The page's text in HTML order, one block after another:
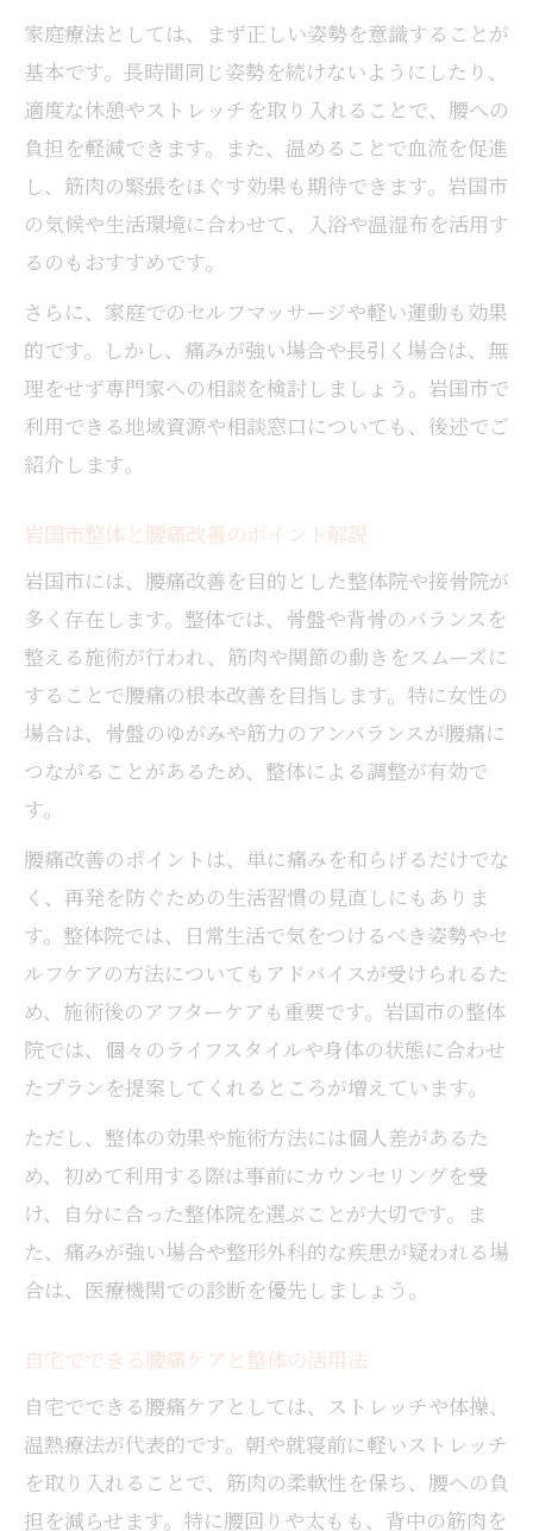
践
腰痛を和らげるための家庭内ストレッチ紹
介
岩国市女性が実践しやすい腰痛緩和のコツ
ストレッチや骨盤ケアで維持する健康な腰
腰痛予防に役立つストレッチの正しい方法
骨盤矯正と腰痛対策ストレッチで健康維持
岩国市整体院で学ぶストレッチの実践ポイ
ント
女性におすすめ腰痛予防の骨盤セルフケア
法
日常に取り入れたい腰痛改善ストレッチ術
腰痛に負けないセルフケアの基本と実践法
岩国市女性が知っておきたい腰痛セルフケ
ア
整体と組み合わせる腰痛セルフ対策のコツ
日常生活でできる腰痛防止と改善セルフケ
ア
骨盤矯正を取り入れた腰痛対策セルフケア
困った時に役立つ岩国市の地域サポート情報
腰痛で悩む女性へ岩国市の相談窓口活用法
整体院や相談先を探す岩国市のサポート情
報
腰痛相談に利用できる地域支援サービス紹
介
岩国市女性が安心できる腰痛サポートの選
び方
骨盤矯正や整体も頼れる地域の活用ポイン
ト
家庭療法としては、まず正しい姿勢を意識することが
基本です。長時間同じ姿勢を続けないようにしたり、
適度な休憩やストレッチを取り入れることで、腰への
負担を軽減できます。また、温めることで血流を促進
し、筋肉の緊張をほぐす効果も期待できます。岩国市
の気候や生活環境に合わせて、入浴や温湿布を活用す
るのもおすすめです。
さらに、家庭でのセルフマッサージや軽い運動も効果
的です。しかし、痛みが強い場合や長引く場合は、無
理をせず専門家への相談を検討しましょう。岩国市で
利用できる地域資源や相談窓口についても、後述でご
紹介します。
岩国市整体と腰痛改善のポイント解説
岩国市には、腰痛改善を目的とした整体院や接骨院が
多く存在します。整体では、骨盤や背骨のバランスを
整える施術が行われ、筋肉や関節の動きをスムーズに
することで腰痛の根本改善を目指します。特に女性の
場合は、骨盤のゆがみや筋力のアンバランスが腰痛に
つながることがあるため、整体による調整が有効で
す。
腰痛改善のポイントは、単に痛みを和らげるだけでな
く、再発を防ぐための生活習慣の見直しにもありま
す。整体院では、日常生活で気をつけるべき姿勢やセ
ルフケアの方法についてもアドバイスが受けられるた
め、施術後のアフターケアも重要です。岩国市の整体
院では、個々のライフスタイルや身体の状態に合わせ
たプランを提案してくれるところが増えています。
ただし、整体の効果や施術方法には個人差があるた
め、初めて利用する際は事前にカウンセリングを受
け、自分に合った整体院を選ぶことが大切です。ま
た、痛みが強い場合や整形外科的な疾患が疑われる場
合は、医療機関での診断を優先しましょう。
自宅でできる腰痛ケアと整体の活用法
自宅でできる腰痛ケアとしては、ストレッチや体操、
温熱療法が代表的です。朝や就寝前に軽いストレッチ
を取り入れることで、筋肉の柔軟性を保ち、腰への負
担を減らせます。特に腰回りや太もも、背中の筋肉を